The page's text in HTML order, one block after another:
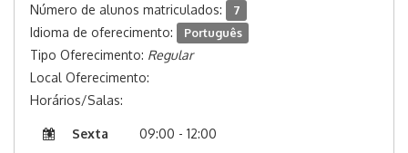
Número de alunos matriculados: 7
Idioma de oferecimento: Português
Tipo Oferecimento: Regular
Local Oferecimento:
Horários/Salas:
Sexta
09:00 - 12:00